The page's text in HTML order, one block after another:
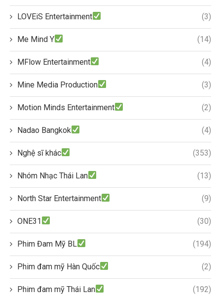
LOVEiS Entertainment (3)
Me Mind Y (14)
MFlow Entertainment (4)
Mine Media Production (3)
Motion Minds Entertainment (2)
Nadao Bangkok (4)
Nghệ sĩ khác (353)
Nhóm Nhạc Thái Lan (13)
North Star Entertainment (9)
ONE31 (30)
Phim Đam Mỹ BL (194)
Phim đam mỹ Hàn Quốc (2)
Phim đam mỹ Thái Lan (192)